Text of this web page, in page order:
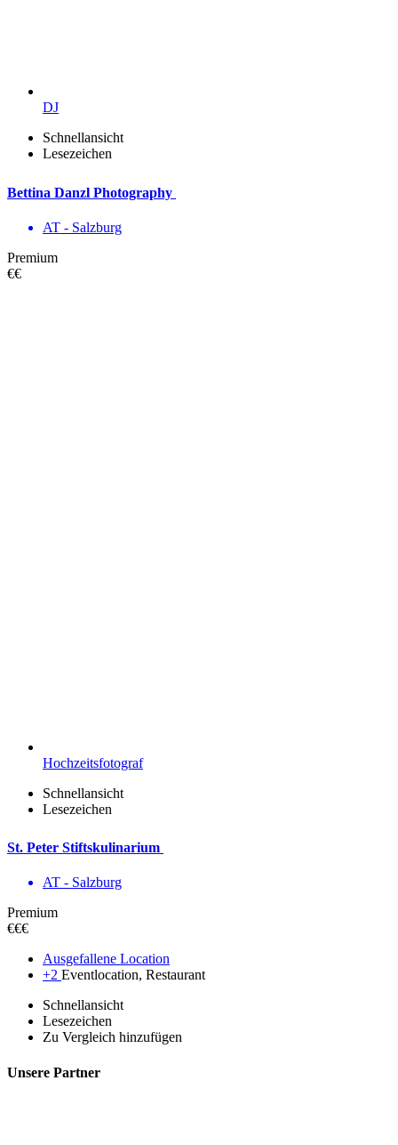
DJ
Schnellansicht
Lesezeichen
Bettina Danzl Photography
AT - Salzburg
Premium
€€
Hochzeitsfotograf
Schnellansicht
Lesezeichen
St. Peter Stiftskulinarium
AT - Salzburg
Premium
€€€
Ausgefallene Location
+2 Eventlocation, Restaurant
Schnellansicht
Lesezeichen
Zu Vergleich hinzufügen
Unsere Partner